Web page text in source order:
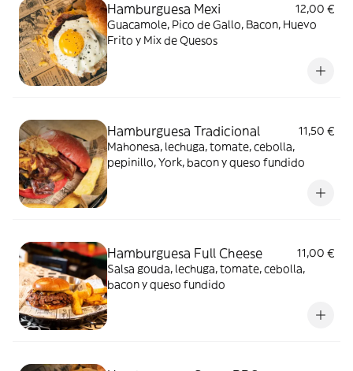
Hamburguesa Mexi
12,00 €
Guacamole, Pico de Gallo, Bacon, Huevo
Frito y Mix de Quesos
Hamburguesa Tradicional
11,50 €
Mahonesa, lechuga, tomate, cebolla,
pepinillo, York, bacon y queso fundido
Hamburguesa Full Cheese
11,00 €
Salsa gouda, lechuga, tomate, cebolla,
bacon y queso fundido